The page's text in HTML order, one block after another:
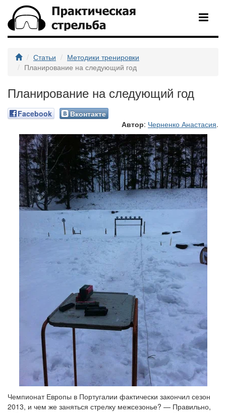
Статьи
Методики тренировки
Планирование на следующий год
Планирование на следующий год
Facebook
Вконтакте
Автор: Черненко Анастасия.
Чемпионат Европы в Португалии фактически закончил сезон
2013, и чем же заняться стрелку межсезонье? — Правильно,